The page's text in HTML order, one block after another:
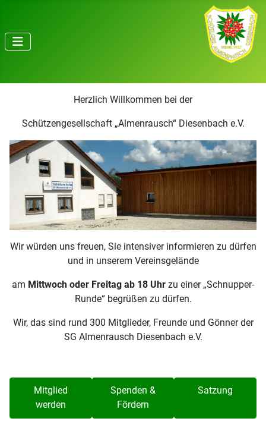
Herzlich Willkommen bei der
Schützengesellschaft „Almenrausch“ Diesenbach e.V.
Wir würden uns freuen, Sie intensiver informieren zu dürfen
und in unserem Vereinsgelände
am Mittwoch oder Freitag ab 18 Uhr zu einer „Schnupper-
Runde“ begrüßen zu dürfen.
Wir, das sind rund 300 Mitglieder, Freunde und Gönner der
SG Almenrausch Diesenbach e.V.
Mitglied
werden
Spenden &
Fördern
Satzung